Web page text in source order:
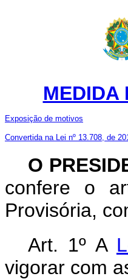
MEDIDA
Exposição de motivos
Convertida na Lei nº 13.708, de
O
confere o
Provisória,
Art. 1º A
vigorar com